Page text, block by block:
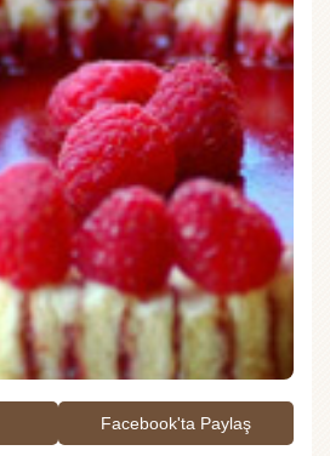
Facebook'ta Paylaş